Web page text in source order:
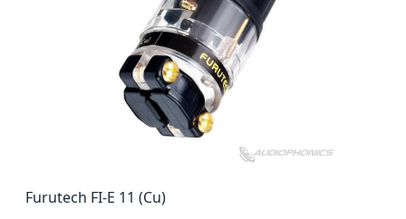
Furutech FI-E 11 (Cu)